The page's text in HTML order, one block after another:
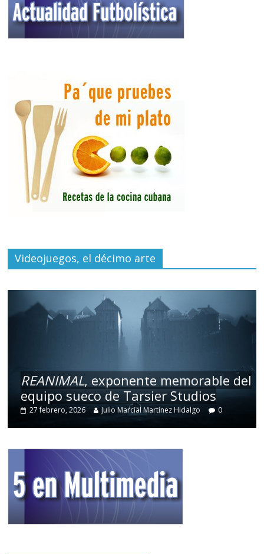
Videojuegos, el décimo arte
REANIMAL, exponente memorable del
equipo sueco de Tarsier Studios
27 febrero, 2026 Julio Marcial Martínez Hidalgo 0